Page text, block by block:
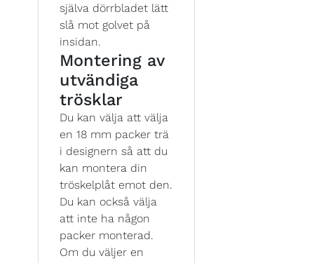
själva dörrbladet lätt
slå mot golvet på
insidan.
Montering av
utvändiga
trösklar
Du kan välja att välja
en 18 mm packer trä
i designern så att du
kan montera din
tröskelplåt emot den.
Du kan också välja
att inte ha någon
packer monterad.
Om du väljer en